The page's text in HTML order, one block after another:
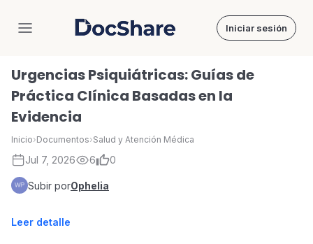
DocShare Iniciar sesión
Urgencias Psiquiátricas: Guías de
Práctica Clínica Basadas en la
Evidencia
Inicio›Documentos›Salud y Atención Médica
Jul 7, 2026 6 0
Subir porOphelia
Leer detalle